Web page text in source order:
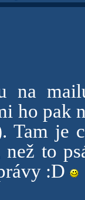
na
ho pak
Tam je
než to
:D